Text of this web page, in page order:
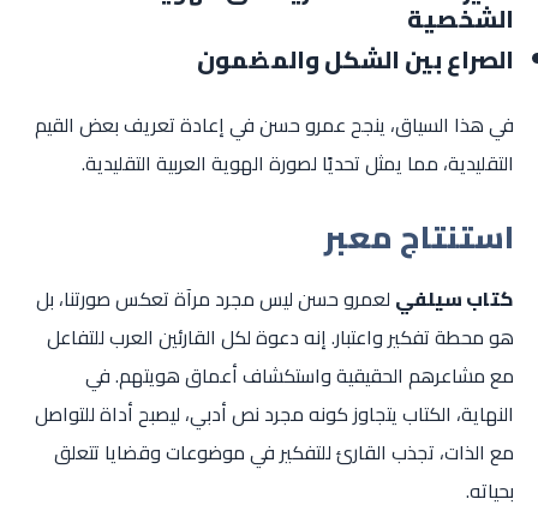
الشخصية
الصراع بين الشكل والمضمون
في هذا السياق، ينجح عمرو حسن في إعادة تعريف بعض القيم
التقليدية، مما يمثل تحديًا لصورة الهوية العربية التقليدية.
استنتاج معبر
كتاب سيلفي لعمرو حسن ليس مجرد مرآة تعكس صورتنا، بل
هو محطة تفكير واعتبار. إنه دعوة لكل القارئين العرب للتفاعل
مع مشاعرهم الحقيقية واستكشاف أعماق هويتهم. في
النهاية، الكتاب يتجاوز كونه مجرد نص أدبي، ليصبح أداة للتواصل
مع الذات، تجذب القارئ للتفكير في موضوعات وقضايا تتعلق
بحياته.